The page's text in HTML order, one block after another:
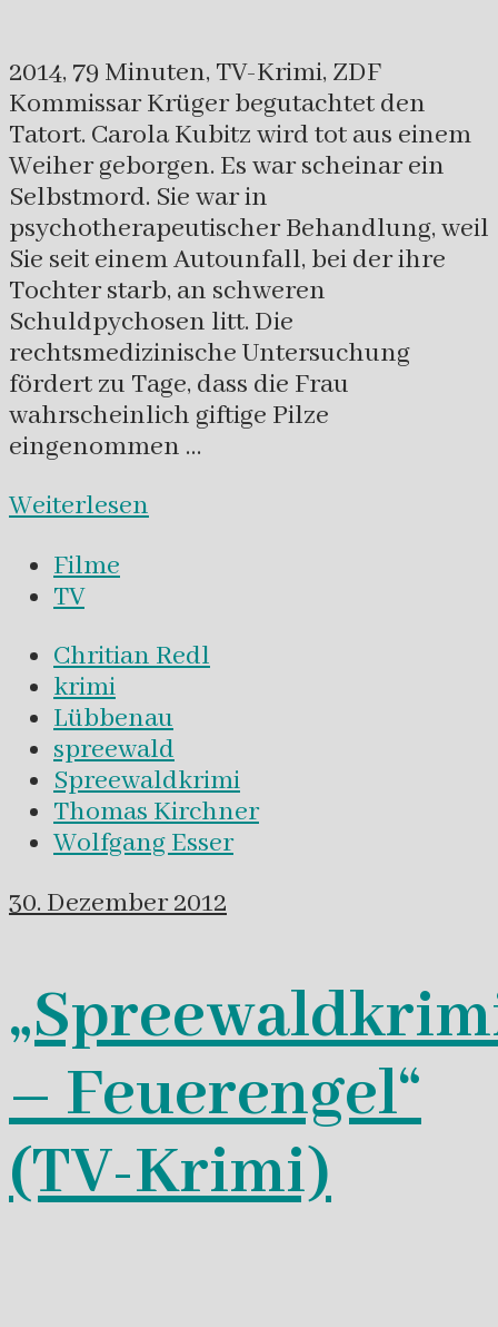
2014, 79 Minuten, TV-Krimi, ZDF
Kommissar Krüger begutachtet den
Tatort. Carola Kubitz wird tot aus einem
Weiher geborgen. Es war scheinar ein
Selbstmord. Sie war in
psychotherapeutischer Behandlung, weil
Sie seit einem Autounfall, bei der ihre
Tochter starb, an schweren
Schuldpychosen litt. Die
rechtsmedizinische Untersuchung
fördert zu Tage, dass die Frau
wahrscheinlich giftige Pilze
eingenommen …
Weiterlesen
Filme
TV
Chritian Redl
krimi
Lübbenau
spreewald
Spreewaldkrimi
Thomas Kirchner
Wolfgang Esser
30. Dezember 2012
– Feuerengel“
(TV-Krimi)